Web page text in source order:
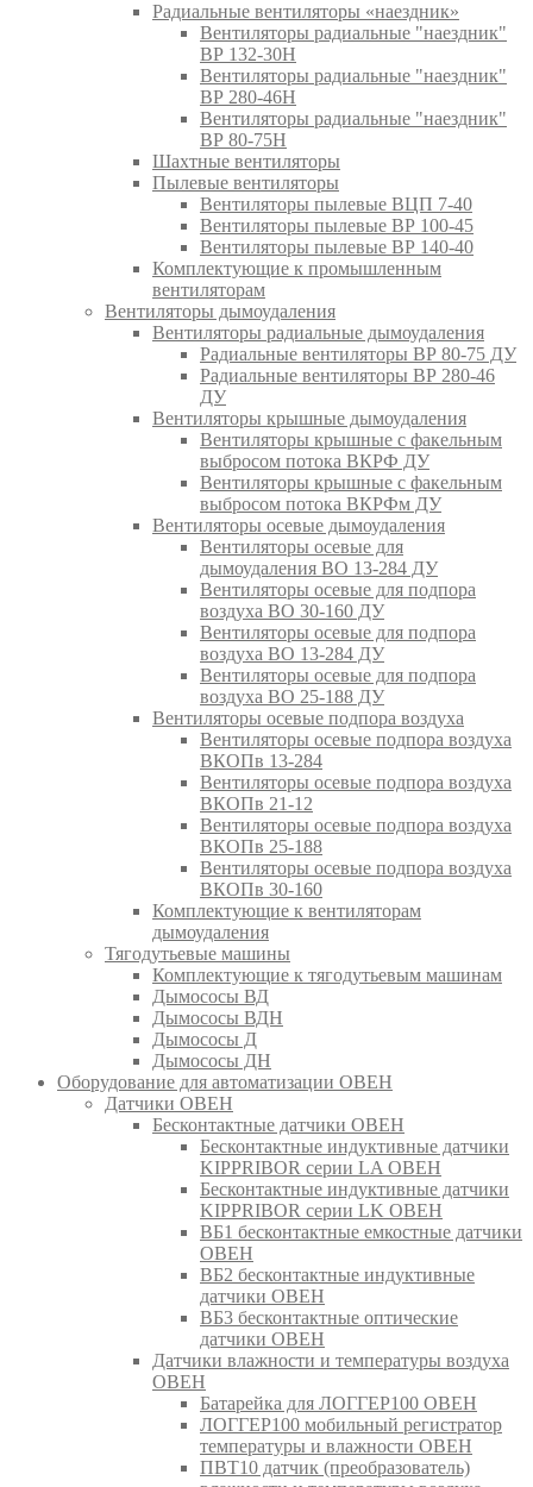
Радиальные вентиляторы «наездник»
Вентиляторы радиальные "наездник"
ВР 132-30Н
Вентиляторы радиальные "наездник"
ВР 280-46Н
Вентиляторы радиальные "наездник"
ВР 80-75Н
Шахтные вентиляторы
Пылевые вентиляторы
Вентиляторы пылевые ВЦП 7-40
Вентиляторы пылевые ВР 100-45
Вентиляторы пылевые ВР 140-40
Комплектующие к промышленным
вентиляторам
Вентиляторы дымоудаления
Вентиляторы радиальные дымоудаления
Радиальные вентиляторы ВР 80-75 ДУ
Радиальные вентиляторы ВР 280-46
ДУ
Вентиляторы крышные дымоудаления
Вентиляторы крышные с факельным
выбросом потока ВКРФ ДУ
Вентиляторы крышные с факельным
выбросом потока ВКРФм ДУ
Вентиляторы осевые дымоудаления
Вентиляторы осевые для
дымоудаления ВО 13-284 ДУ
Вентиляторы осевые для подпора
воздуха ВО 30-160 ДУ
Вентиляторы осевые для подпора
воздуха ВО 13-284 ДУ
Вентиляторы осевые для подпора
воздуха ВО 25-188 ДУ
Вентиляторы осевые подпора воздуха
Вентиляторы осевые подпора воздуха
ВКОПв 13-284
Вентиляторы осевые подпора воздуха
ВКОПв 21-12
Вентиляторы осевые подпора воздуха
ВКОПв 25-188
Вентиляторы осевые подпора воздуха
ВКОПв 30-160
Комплектующие к вентиляторам
дымоудаления
Тягодутьевые машины
Комплектующие к тягодутьевым машинам
Дымососы ВД
Дымососы ВДН
Дымососы Д
Дымососы ДН
Оборудование для автоматизации ОВЕН
Датчики ОВЕН
Бесконтактные датчики ОВЕН
Бесконтактные индуктивные датчики
KIPPRIBOR серии LA ОВЕН
Бесконтактные индуктивные датчики
KIPPRIBOR серии LK ОВЕН
ВБ1 бесконтактные емкостные датчики
ОВЕН
ВБ2 бесконтактные индуктивные
датчики ОВЕН
ВБ3 бесконтактные оптические
датчики ОВЕН
Датчики влажности и температуры воздуха
ОВЕН
Батарейка для ЛОГГЕР100 ОВЕН
ЛОГГЕР100 мобильный регистратор
температуры и влажности ОВЕН
ПВТ10 датчик (преобразователь)